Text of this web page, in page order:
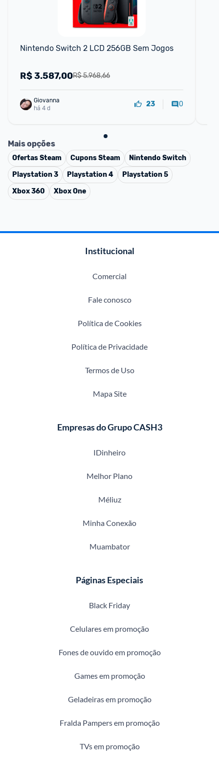
Nintendo Switch 2 LCD 256GB Sem Jogos
R$ 5.968,66
R$3.587,00
Giovanna
há 4 d
23 0
Mais opções
OfertasSteam CuponsSteam
Nintendo Switch
Playstation 3
Playstation 4
Playstation 5
Xbox 360
Xbox One
Institucional
Comercial
Fale conosco
Política de Cookies
Política de Privacidade
Termos de Uso
Mapa Site
Empresas do Grupo CASH3
IDinheiro
Melhor Plano
Méliuz
Minha Conexão
Muambator
Páginas Especiais
Black Friday
Celulares em promoção
Fones de ouvido em promoção
Games em promoção
Geladeiras em promoção
Fralda Pampers em promoção
TVs em promoção